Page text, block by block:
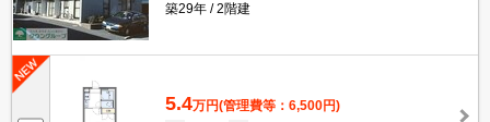
築29年
2階建
5.4万円(管理費等：6,500円)